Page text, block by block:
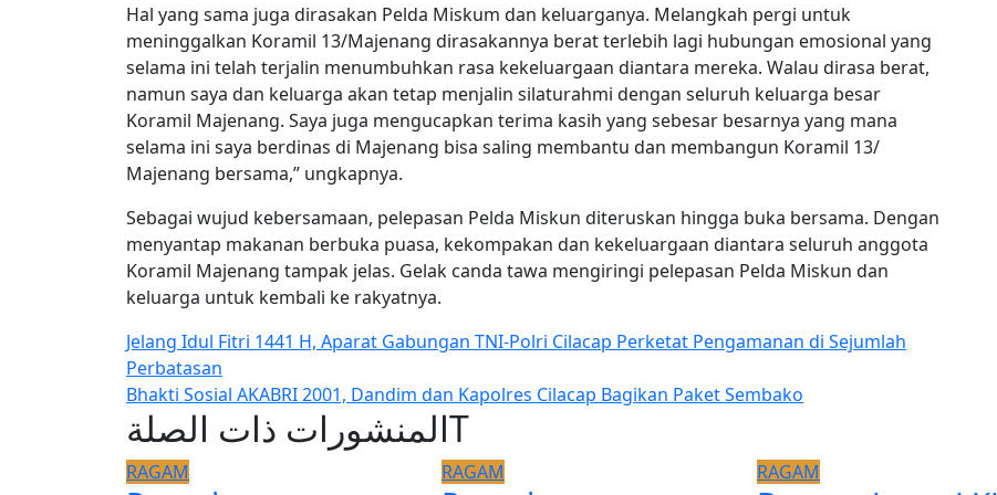
Hal yang sama juga dirasakan Pelda Miskum dan keluarganya. Melangkah pergi untuk
meninggalkan Koramil 13/Majenang dirasakannya berat terlebih lagi hubungan emosional yang
selama ini telah terjalin menumbuhkan rasa kekeluargaan diantara mereka. Walau dirasa berat,
namun saya dan keluarga akan tetap menjalin silaturahmi dengan seluruh keluarga besar
Koramil Majenang. Saya juga mengucapkan terima kasih yang sebesar besarnya yang mana
selama ini saya berdinas di Majenang bisa saling membantu dan membangun Koramil 13/
Majenang bersama,” ungkapnya.
Sebagai wujud kebersamaan, pelepasan Pelda Miskun diteruskan hingga buka bersama. Dengan
menyantap makanan berbuka puasa, kekompakan dan kekeluargaan diantara seluruh anggota
Koramil Majenang tampak jelas. Gelak canda tawa mengiringi pelepasan Pelda Miskun dan
keluarga untuk kembali ke rakyatnya.
Navigasi
pos
Jelang Idul Fitri 1441 H, Aparat Gabungan TNI-Polri Cilacap Perketat Pengamanan di Sejumlah
Perbatasan
Bhakti Sosial AKABRI 2001, Dandim dan Kapolres Cilacap Bagikan Paket Sembako
المنشورات ذات الصلةT
RAGAM RAGAM RAGAM